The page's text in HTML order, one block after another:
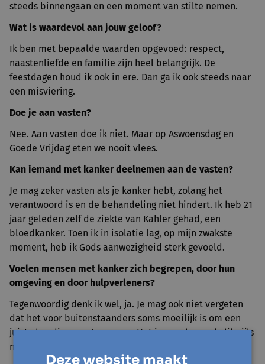
steeds binnengaan en een moment van stilte nemen.
Wat is waardevol aan jouw geloof?
Ik ben met bepaalde waarden opgevoed: respect,
naastenliefde en familie zijn heel belangrijk. De
feestdagen houd ik ook in ere. Dan ga ik ook steeds naar
een misviering.
Doe je aan vasten?
Nee. Aan vasten doe ik niet. Maar op Aswoensdag en
Goede Vrijdag eten we nooit vlees.
Kan iemand met kanker deelnemen aan de vasten?
Je mag zeker vasten als je kanker hebt, zolang het
verantwoord is en de behandeling niet hindert. Ik heb 21
jaar geleden zelf de ziekte van Kahler gehad, een
bloedkanker. Toen ik in isolatie lag, op mijn zwakste
moment, heb ik Gods aanwezigheid sterk gevoeld.
Voelen mensen met kanker zich begrepen, door hun
omgeving en door hulpverleners?
Tegenwoordig denk ik wel, ja. Je mag ook niet vergeten
dat het voor buitenstaanders soms moeilijk is om een
juiste houding aan te nemen. Het is voor hen ook dikwijls
nieuw en ze weten niet altijd hoe ze kunnen steunen.
Deze website maakt